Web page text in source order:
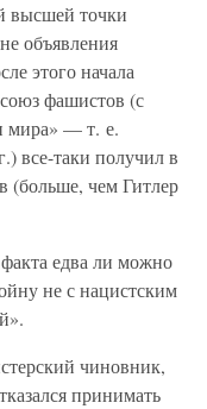
высшей точки
объявления
этого начала
фашистов (с
мира» — т. е.
все-таки получил в
(больше, чем Гитлер
едва ли можно
не с нацистским
чиновник,
принимать